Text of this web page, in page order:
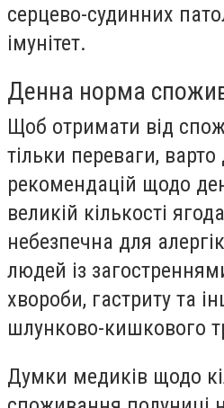
серцево-судинних
імунітет.
Денна норма
Щоб отримати від
тільки переваги,
рекомендацій щодо
великій кількості
небезпечна для
людей із
хвороби, гастриту та
шлунково-кишкового
Думки медиків щодо